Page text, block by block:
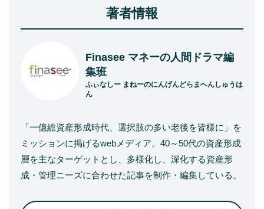
著者情報
Finasee マネーの人間ドラマ編
集班
ふぃなしー まねーのにんげんどらまへんしゅうは
ん
「一億総資産形成時代、選択肢の多い老後を皆様に」を
ミッションに掲げるwebメディア。40～50代の資産形成
層を主なターゲットとし、多様化し、深化する資産形
成・管理ニーズに合わせた記事を制作・編集している。